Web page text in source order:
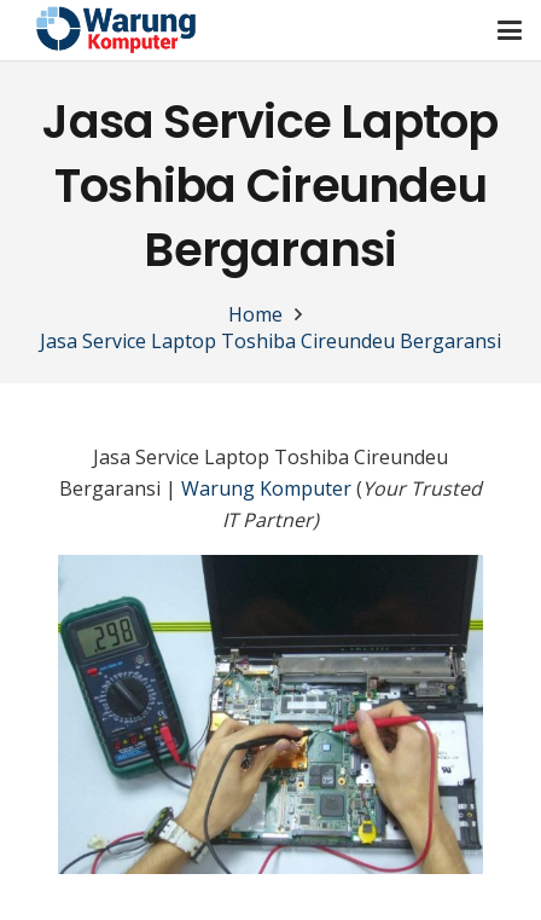
Jasa Service Laptop
Toshiba Cireundeu
Bergaransi
Home
Jasa Service Laptop Toshiba Cireundeu Bergaransi
Jasa Service Laptop Toshiba Cireundeu
Bergaransi | Warung Komputer(Your Trusted
IT Partner)